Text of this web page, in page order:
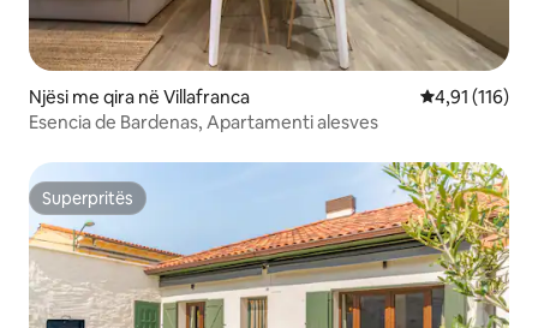
Njësi me qira në Villafranca Vlerësimi
4,91 (116)
Esencia de Bardenas, Apartamenti alesves
Superpritës
Superpritës